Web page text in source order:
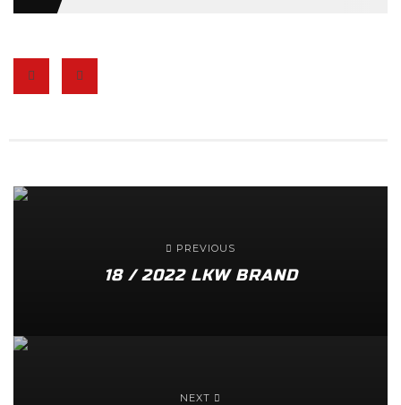
PREVIOUS
18 / 2022 LKW BRAND
NEXT